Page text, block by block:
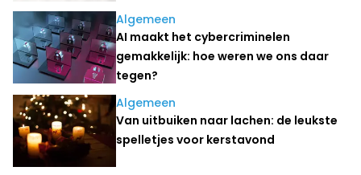
Algemeen
AI maakt het cybercriminelen
gemakkelijk: hoe weren we ons daar
tegen?
Algemeen
Van uitbuiken naar lachen: de leukste
spelletjes voor kerstavond